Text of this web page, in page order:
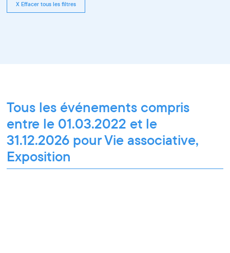
X Effacer tous les filtres
Tous les événements compris
entre le 01.03.2022 et le
31.12.2026 pour Vie associative,
Exposition